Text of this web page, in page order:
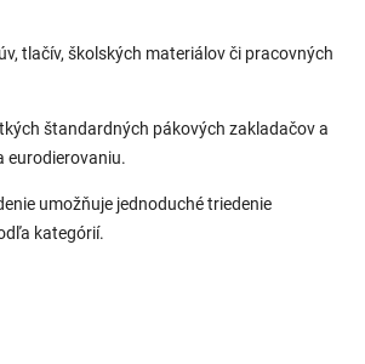
tlačív, školských materiálov či pracovných
štandardných pákových zakladačov a
eurodierovaniu.
umožňuje jednoduché triedenie
kategórií.